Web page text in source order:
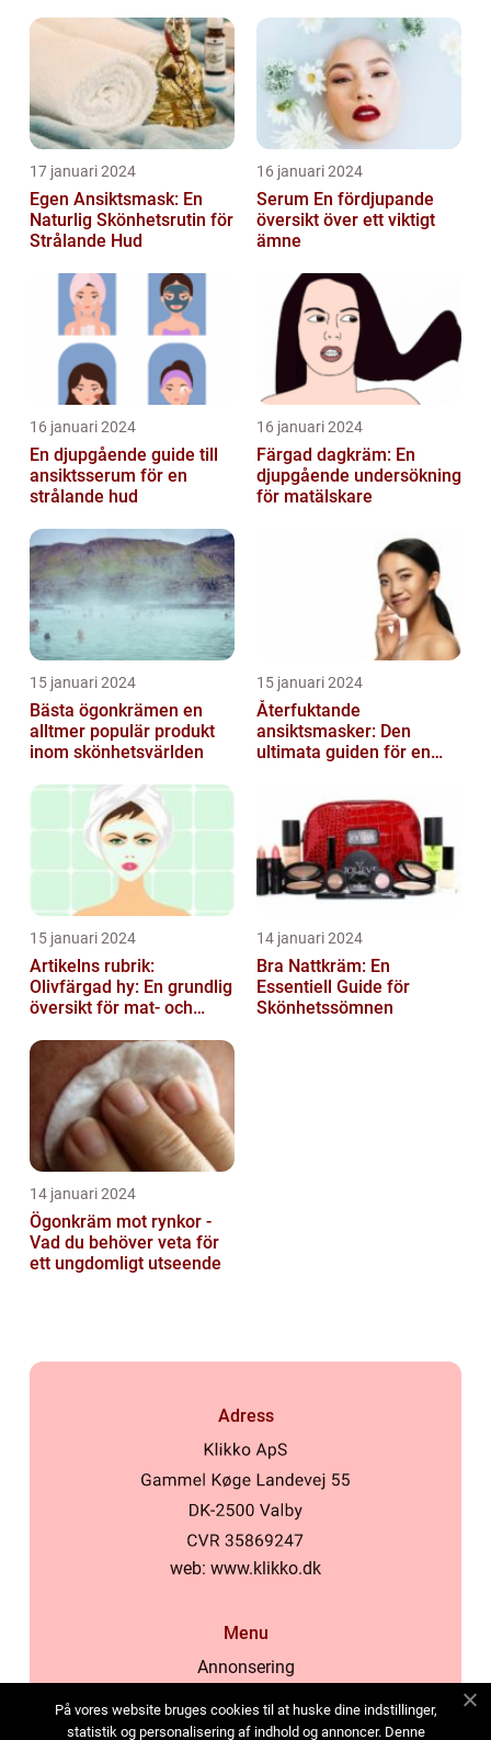
17 januari 2024
Egen Ansiktsmask: En
Naturlig Skönhetsrutin för
Strålande Hud
16 januari 2024
Serum En fördjupande
översikt över ett viktigt
ämne
16 januari 2024
En djupgående guide till
ansiktsserum för en
strålande hud
16 januari 2024
Färgad dagkräm: En
djupgående undersökning
för matälskare
15 januari 2024
Bästa ögonkrämen en
alltmer populär produkt
inom skönhetsvärlden
15 januari 2024
Återfuktande
ansiktsmasker: Den
ultimata guiden för en
15 januari 2024
Artikelns rubrik:
Olivfärgad hy: En grundlig
översikt för mat- och
14 januari 2024
Bra Nattkräm: En
Essentiell Guide för
Skönhetssömnen
14 januari 2024
Ögonkräm mot rynkor -
Vad du behöver veta för
ett ungdomligt utseende
Adress
web: www.klikko.dk
Menu
Annonsering
Cookies
På vores website bruges cookies til at huske dine indstillinger,
statistik og personalisering af indhold og annoncer. Denne